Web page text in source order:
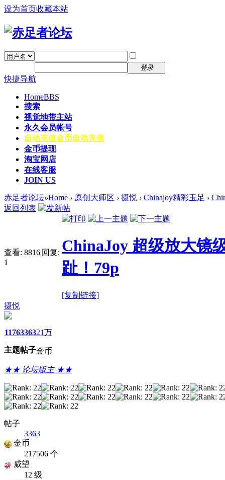
设为首页收藏本站
登录
快捷导航
HomeBBS
搜索
视觉地带主站
永久会员帐号
自动充值金币自动充值
金币提现
淘宝网店
在线客服
JOIN US
赤足者论坛»Home › 原创大师区 › 摄悦 › Chinajoy精彩玉足 ›
返回列表
查看: 8816|回复:
1
ChinaJoy 超级放大镜
趾！79p
[复制链接]
摄悦
1176
主题
3363
帖子
21万
金币
★★ 论坛版主 ★★
帖子
3363
金币
217506 个
威望
12 级